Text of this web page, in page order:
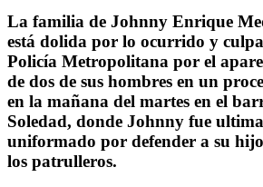
La familia de Johnny Enrique
está dolida por lo ocurrido y
Policía Metropolitana por el
de dos de sus hombres en un
en la mañana del martes en el
Soledad, donde Johnny fue
uniformado por defender a su
los patrulleros.